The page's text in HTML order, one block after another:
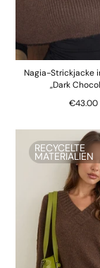
Nagia-Strickjacke
„Dark
€43.00
RECYCELTE
MATERIALIEN